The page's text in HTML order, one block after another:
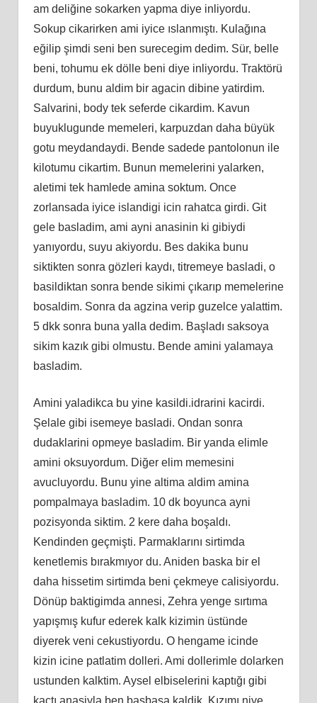
am deliğine sokarken yapma diye inliyordu.
Sokup cikarirken ami iyice ıslanmıştı. Kulağına
eğilip şimdi seni ben surecegim dedim. Sür, belle
beni, tohumu ek dölle beni diye inliyordu. Traktörü
durdum, bunu aldim bir agacin dibine yatirdim.
Salvarini, body tek seferde cikardim. Kavun
buyuklugunde memeleri, karpuzdan daha büyük
gotu meydandaydi. Bende sadede pantolonun ile
kilotumu cikartim. Bunun memelerini yalarken,
aletimi tek hamlede amina soktum. Once
zorlansada iyice islandigi icin rahatca girdi. Git
gele basladim, ami ayni anasinin ki gibiydi
yanıyordu, suyu akiyordu. Bes dakika bunu
siktikten sonra gözleri kaydı, titremeye basladi, o
basildiktan sonra bende sikimi çıkarıp memelerine
bosaldim. Sonra da agzina verip guzelce yalattim.
5 dkk sonra buna yalla dedim. Başladı saksoya
sikim kazık gibi olmustu. Bende amini yalamaya
basladim.
Amini yaladikca bu yine kasildi.idrarini kacirdi.
Şelale gibi isemeye basladi. Ondan sonra
dudaklarini opmeye basladim. Bir yanda elimle
amini oksuyordum. Diğer elim memesini
avucluyordu. Bunu yine altima aldim amina
pompalmaya basladim. 10 dk boyunca ayni
pozisyonda siktim. 2 kere daha boşaldı.
Kendinden geçmişti. Parmaklarını sirtimda
kenetlemis bırakmıyor du. Aniden baska bir el
daha hissetim sirtimda beni çekmeye calisiyordu.
Dönüp baktigimda annesi, Zehra yenge sırtıma
yapışmış kufur ederek kalk kizimin üstünde
diyerek veni cekustiyordu. O hengame icinde
kizin icine patlatim dolleri. Ami dollerimle dolarken
ustunden kalktim. Aysel elbiselerini kaptığı gibi
kaçtı anasiyla ben basbasa kaldik. Kızımı niye